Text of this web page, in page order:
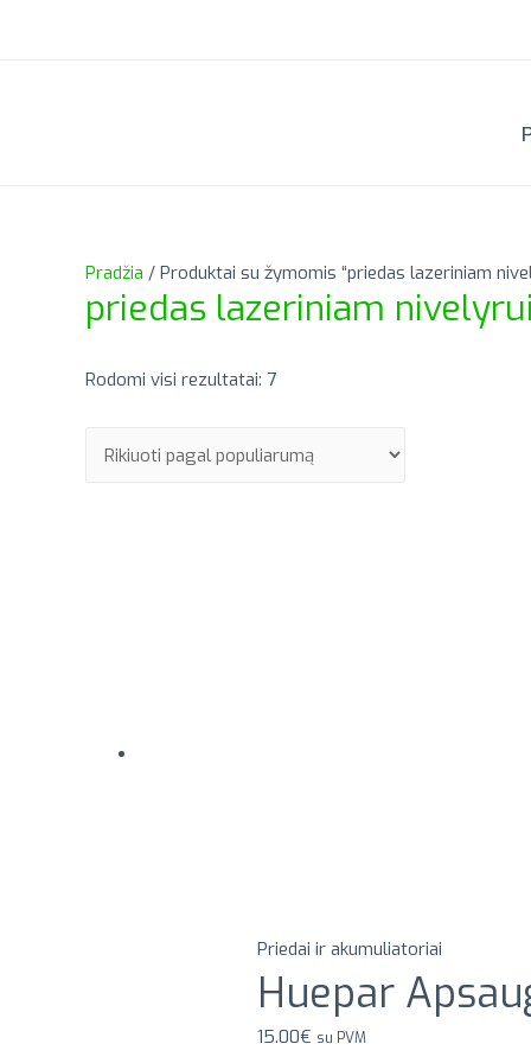
Pradžia / Produktai su žymomis “priedas lazeriniam
priedas lazeriniam nivelyrui
Rodomi visi rezultatai: 7Rūšiuojama
Priedai ir akumuliatoriai
Huepar
15.00€ su PVM